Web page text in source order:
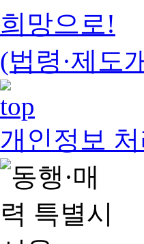
희망으로!
(법령·제도
개인정보